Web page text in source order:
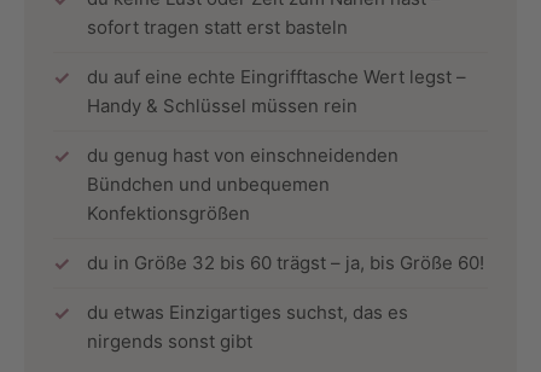
sofort tragen statt erst basteln
du auf eine echte Eingrifftasche Wert legst –
Handy & Schlüssel müssen rein
du genug hast von einschneidenden
Bündchen und unbequemen
Konfektionsgrößen
du in Größe 32 bis 60 trägst – ja, bis Größe 60!
du etwas Einzigartiges suchst, das es
nirgends sonst gibt